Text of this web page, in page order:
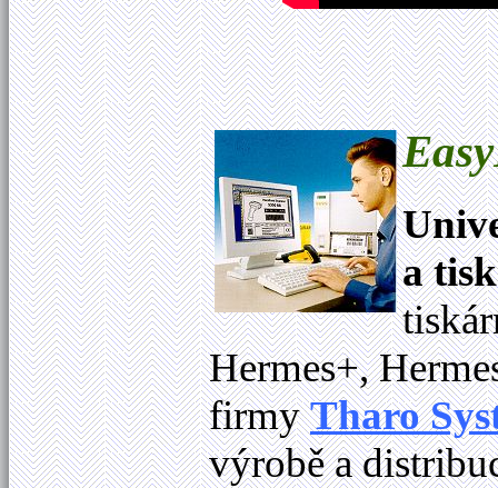
a
Hermes+,
firmyTharo
výrobě a